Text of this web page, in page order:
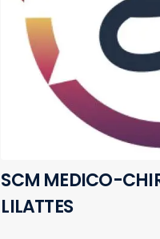
SCM MEDICO-
LILATTES